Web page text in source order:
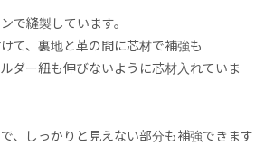
で縫製しています。
て、裏地と革の間に芯材で補強も
ダー紐も伸びないように芯材入れていま
、しっかりと見えない部分も補強できます